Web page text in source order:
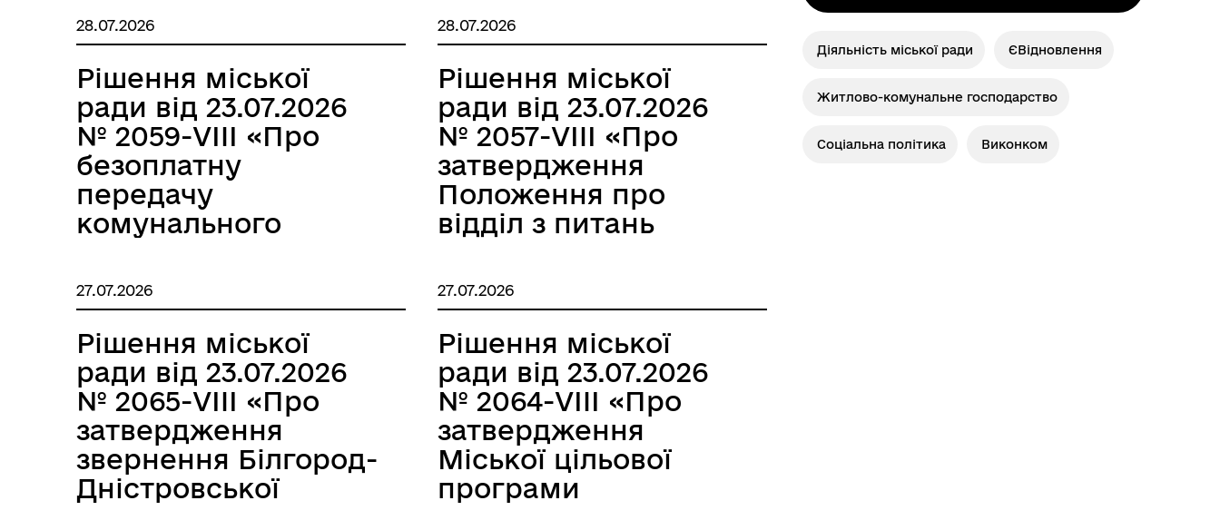
30.10.2025 року №
1721-VІІІ «Про
безоплатну
передачу
устаткування»»
міської ради від
21.04.2026 №1965-
VIII»
28.07.2026
Рішення міської
ради від 23.07.2026
№ 2059-VIII «Про
безоплатну
передачу
комунального
узуфрукта МЦ
«Благоустрій»»
28.07.2026
Рішення міської
ради від 23.07.2026
№ 2057-VIII «Про
затвердження
Положення про
відділ з питань
та інновацій,
цифрових
трансформацій і
цифровізації
Білгород-
Дністровської
міської ради»
27.07.2026
Рішення міської
ради від 23.07.2026
№ 2065-VIII «Про
затвердження
звернення Білгород-
Дністровської
27.07.2026
Рішення міської
ради від 23.07.2026
№ 2064-VIII «Про
затвердження
Міської цільової
програми
Діяльність міської ради ЄВідновлення
Житлово-комунальне господарство
Соціальна політика Виконком